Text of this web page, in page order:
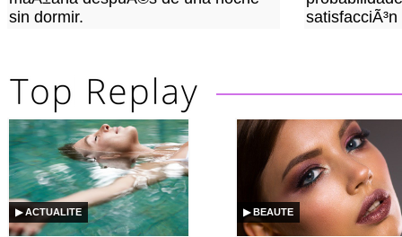
sin dormir.
▶ ACTUALITE ▶ BEAUTE